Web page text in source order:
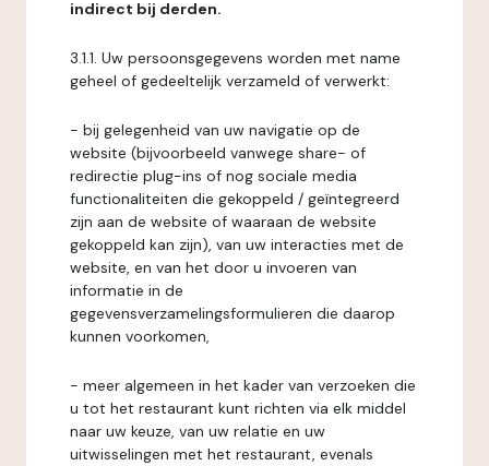
indirect bij derden.
3.1.1. Uw persoonsgegevens worden met name
geheel of gedeeltelijk verzameld of verwerkt:
- bij gelegenheid van uw navigatie op de
website (bijvoorbeeld vanwege share- of
redirectie plug-ins of nog sociale media
functionaliteiten die gekoppeld / geïntegreerd
zijn aan de website of waaraan de website
gekoppeld kan zijn), van uw interacties met de
website, en van het door u invoeren van
informatie in de
gegevensverzamelingsformulieren die daarop
kunnen voorkomen,
- meer algemeen in het kader van verzoeken die
u tot het restaurant kunt richten via elk middel
naar uw keuze, van uw relatie en uw
uitwisselingen met het restaurant, evenals